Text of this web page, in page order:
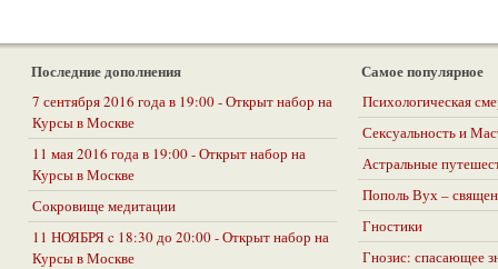
Последние дополнения
7 сентября 2016 года в 19:00 - Открыт набор на
Курсы в Москве
11 мая 2016 года в 19:00 - Открыт набор на
Курсы в Москве
Сокровище медитации
11 НОЯБРЯ c 18:30 до 20:00 - Открыт набор на
Курсы в Москве
Самое популярное
Психологическая
Сексуальность и
Астральные
Пополь Вух –
Гностики
Гнозис: спасающее